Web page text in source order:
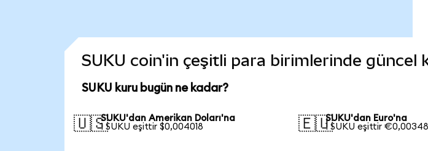
SUKU coin'in çeşitli para birimlerinde güncel
SUKU kuru bugün ne kadar?
🇺🇸SUKU'dan Amerikan Doları'na
1 SUKU eşittir $0,004018
🇪🇺SUKU'dan Euro'na
1 SUKU eşittir